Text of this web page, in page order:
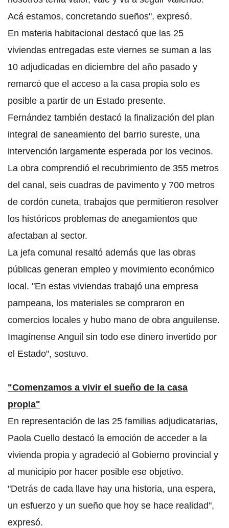
Acá estamos, concretando sueños", expresó.
En materia habitacional destacó que las 25
viviendas entregadas este viernes se suman a las
10 adjudicadas en diciembre del año pasado y
remarcó que el acceso a la casa propia solo es
posible a partir de un Estado presente.
Fernández también destacó la finalización del plan
integral de saneamiento del barrio sureste, una
intervención largamente esperada por los vecinos.
La obra comprendió el recubrimiento de 355 metros
del canal, seis cuadras de pavimento y 700 metros
de cordón cuneta, trabajos que permitieron resolver
los históricos problemas de anegamientos que
afectaban al sector.
La jefa comunal resaltó además que las obras
públicas generan empleo y movimiento económico
local. "En estas viviendas trabajó una empresa
pampeana, los materiales se compraron en
comercios locales y hubo mano de obra anguilense.
Imagínense Anguil sin todo ese dinero invertido por
el Estado", sostuvo.
"Comenzamos a vivir el sueño de la casa
propia"
En representación de las 25 familias adjudicatarias,
Paola Cuello destacó la emoción de acceder a la
vivienda propia y agradeció al Gobierno provincial y
al municipio por hacer posible ese objetivo.
"Detrás de cada llave hay una historia, una espera,
un esfuerzo y un sueño que hoy se hace realidad",
expresó.